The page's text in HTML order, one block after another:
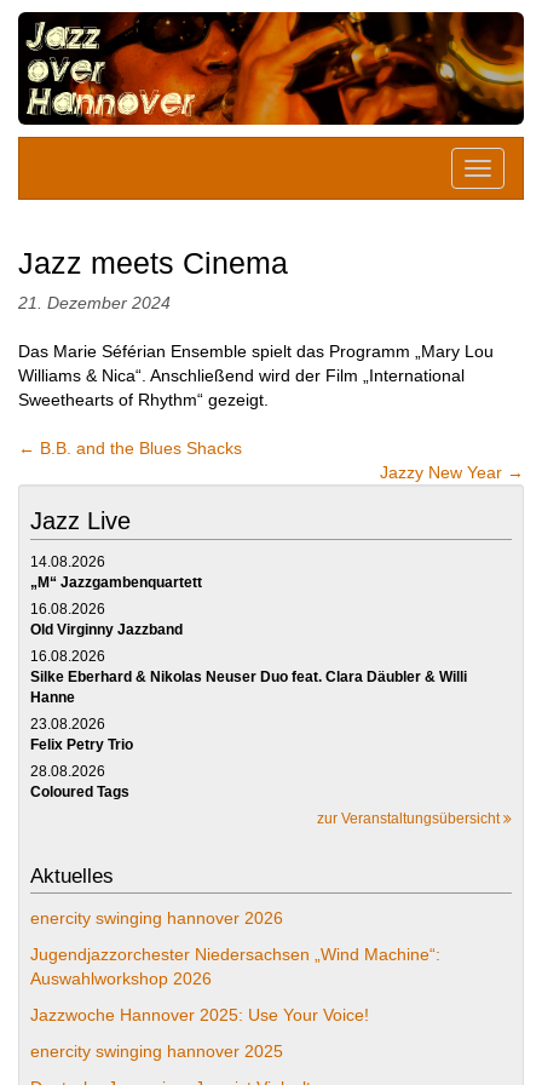
Jazz meets Cinema
21. Dezember 2024
Das Marie Séférian Ensemble spielt das Programm „Mary Lou
Williams & Nica“. Anschließend wird der Film „International
Sweethearts of Rhythm“ gezeigt.
← B.B. and the Blues Shacks
Jazzy New Year →
Jazz Live
14.08.2026
„M“ Jazzgambenquartett
16.08.2026
Old Virginny Jazzband
16.08.2026
Silke Eberhard & Nikolas Neuser Duo feat. Clara Däubler & Willi
Hanne
23.08.2026
Felix Petry Trio
28.08.2026
Coloured Tags
zur Veranstaltungsübersicht
Aktuelles
enercity swinging hannover 2026
Jugendjazzorchester Niedersachsen „Wind Machine“:
Auswahlworkshop 2026
Jazzwoche Hannover 2025: Use Your Voice!
enercity swinging hannover 2025